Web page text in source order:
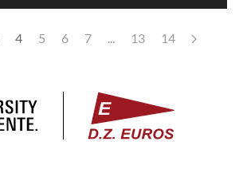
4 5 6 7 ... 13 14